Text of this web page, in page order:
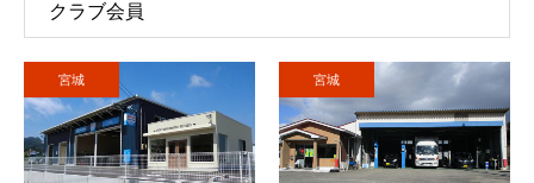
クラブ会員
宮城 宮城